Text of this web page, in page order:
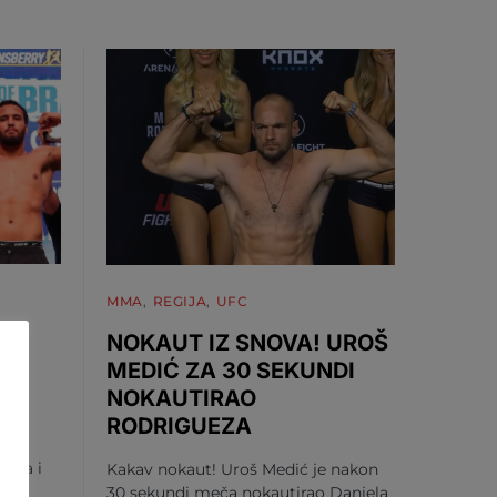
i
MMA REGIJA UFC
NOKAUT IZ SNOVA! UROŠ
MEDIĆ ZA 30 SEKUNDI
NOKAUTIRAO
RODRIGUEZA
Kakav nokaut! Uroš Medić je nakon
30 sekundi meča nokautirao Daniela